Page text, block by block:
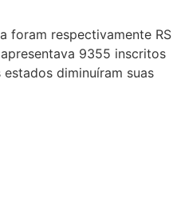
foram respectivamente RS
9355 inscritos
diminuíram suas